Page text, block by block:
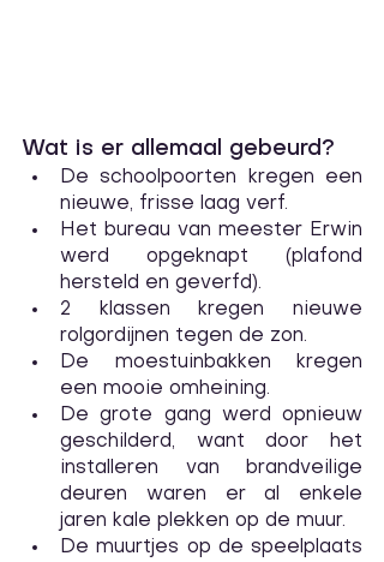
Wat is er allemaal gebeurd?
De schoolpoorten kregen een
nieuwe, frisse laag verf.
Het bureau van meester Erwin
werd opgeknapt (plafond
hersteld en geverfd).
2 klassen kregen nieuwe
rolgordijnen tegen de zon.
De moestuinbakken kregen
een mooie omheining.
De grote gang werd opnieuw
geschilderd, want door het
installeren van brandveilige
deuren waren er al enkele
jaren kale plekken op de muur.
De muurtjes op de speelplaats